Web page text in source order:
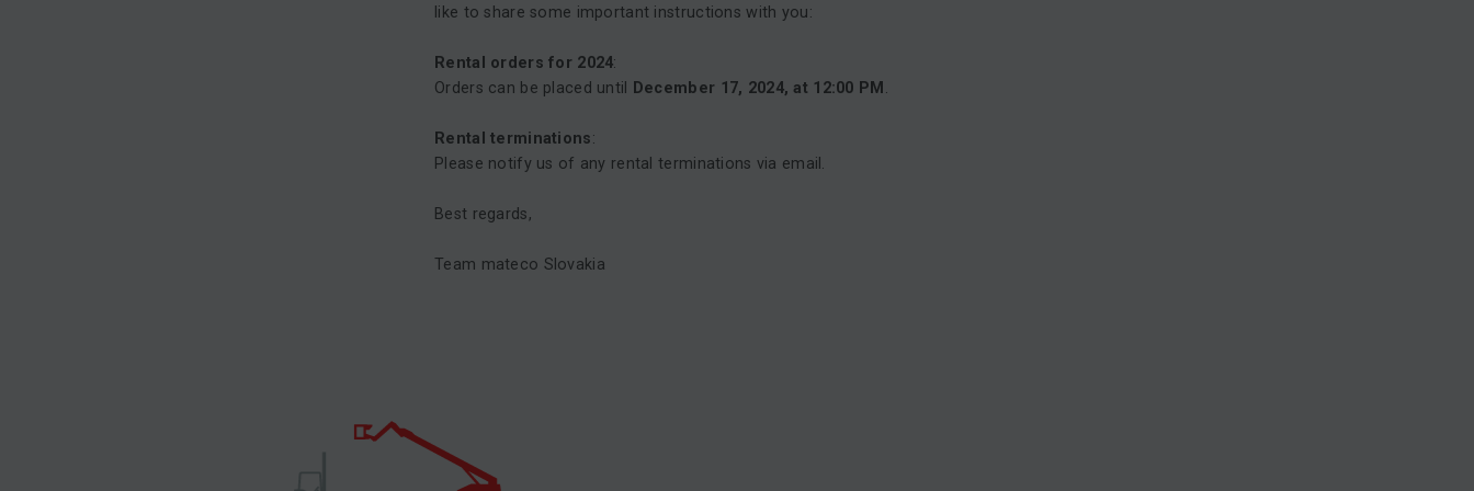
like to share some important instructions with you:
Rental orders for 2024:
Orders can be placed until
December 17, 2024, at 12:00 PM .
Rental terminations:
Please notify us of any rental terminations via email.
Best regards,
Team mateco Slovakia